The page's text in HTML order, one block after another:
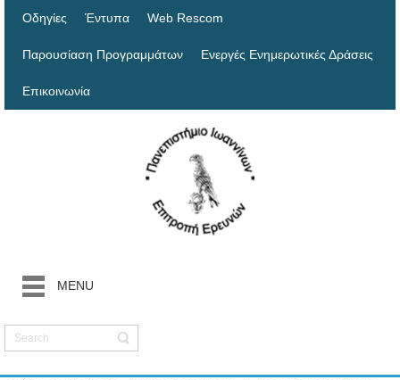
Οδηγίες Έντυπα Web Rescom
Παρουσίαση Προγραμμάτων Ενεργές Ενημερωτικές Δράσεις
Επικοινωνία
MENU